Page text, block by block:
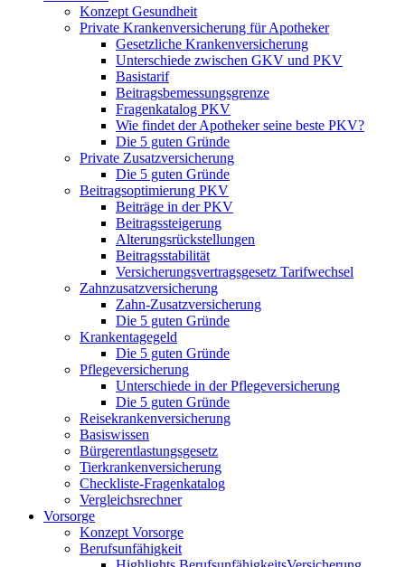
Konzept Gesundheit
Private Krankenversicherung für Apotheker
Gesetzliche Krankenversicherung
Unterschiede zwischen GKV und PKV
Basistarif
Beitragsbemessungsgrenze
Fragenkatalog PKV
Wie findet der Apotheker seine beste PKV?
Die 5 guten Gründe
Private Zusatzversicherung
Die 5 guten Gründe
Beitragsoptimierung PKV
Beiträge in der PKV
Beitragssteigerung
Alterungsrückstellungen
Beitragsstabilität
Versicherungsvertragsgesetz Tarifwechsel
Zahnzusatzversicherung
Zahn-Zusatzversicherung
Die 5 guten Gründe
Krankentagegeld
Die 5 guten Gründe
Pflegeversicherung
Unterschiede in der Pflegeversicherung
Die 5 guten Gründe
Reisekrankenversicherung
Basiswissen
Bürgerentlastungsgesetz
Tierkrankenversicherung
Checkliste-Fragenkatalog
Vergleichsrechner
Vorsorge
Konzept Vorsorge
Berufsunfähigkeit